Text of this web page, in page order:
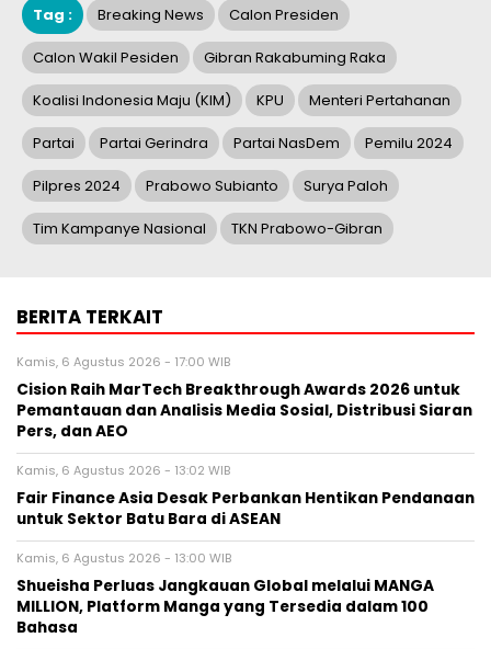
Tag : Breaking News Calon Presiden
Calon Wakil Pesiden Gibran Rakabuming Raka
Koalisi Indonesia Maju (KIM) KPU Menteri Pertahanan
Partai Partai Gerindra Partai NasDem Pemilu 2024
Pilpres 2024 Prabowo Subianto Surya Paloh
Tim Kampanye Nasional TKN Prabowo-Gibran
BERITA TERKAIT
Kamis, 6 Agustus 2026 - 17:00 WIB
Cision Raih MarTech Breakthrough Awards 2026 untuk
Pemantauan dan Analisis Media Sosial, Distribusi Siaran
Pers, dan AEO
Kamis, 6 Agustus 2026 - 13:02 WIB
Fair Finance Asia Desak Perbankan Hentikan Pendanaan
untuk Sektor Batu Bara di ASEAN
Kamis, 6 Agustus 2026 - 13:00 WIB
Shueisha Perluas Jangkauan Global melalui MANGA
MILLION, Platform Manga yang Tersedia dalam 100
Bahasa